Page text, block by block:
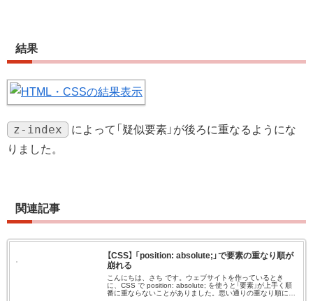
結果
z-index
によって「疑似要素」が後ろに重なるようにな
りました。
関連記事
【CSS】 「position: absolute;」で要素の重なり順が
崩れる
こんにちは、さち です。ウェブサイトを作っているとき
に、CSS で position: absolute; を使うと「要素」が上手く順
番に重ならないことがありました。思い通りの重なり順にす